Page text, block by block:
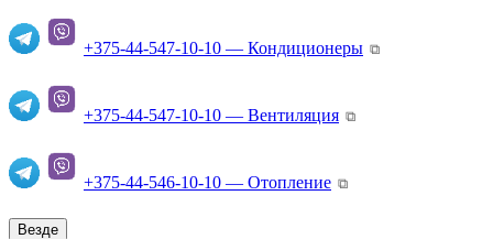
+375-44-547-10-10 — Кондиционеры ⧉
+375-44-547-10-10 — Вентиляция ⧉
+375-44-546-10-10 — Отопление ⧉
Везде